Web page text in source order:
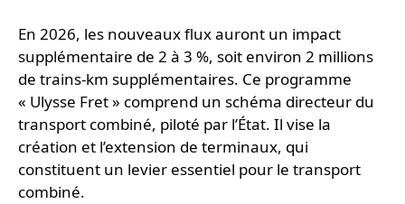
En 2026, les nouveaux flux auront un impact
supplémentaire de 2 à 3 %, soit environ 2 millions
de trains-km supplémentaires. Ce programme
« Ulysse Fret » comprend un schéma directeur du
transport combiné, piloté par l’État. Il vise la
création et l’extension de terminaux, qui
constituent un levier essentiel pour le transport
combiné.